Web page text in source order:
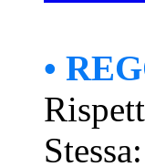
•
Stessa: